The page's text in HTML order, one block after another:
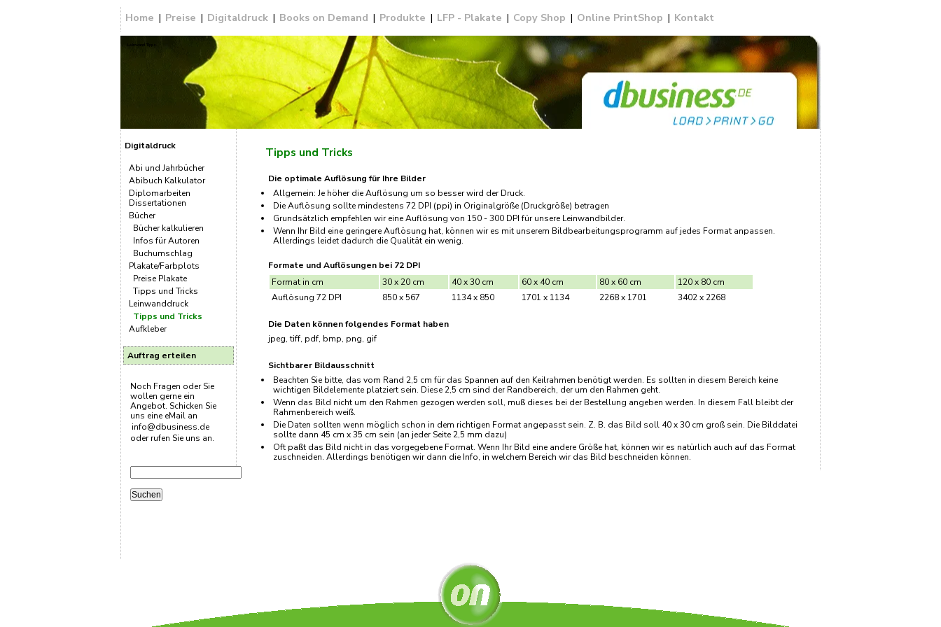
Home | Preise | Digitaldruck | Books on Demand | Produkte | LFP - Plakate | Copy Shop | Online PrintShop | Kontakt
Leinwand Tipps
Digitaldruck
Abi und Jahrbücher
Abibuch Kalkulator
Diplomarbeiten
Dissertationen
Bücher
Bücher kalkulieren
Infos für Autoren
Buchumschlag
Plakate/Farbplots
Preise Plakate
Tipps und Tricks
Leinwanddruck
Tipps und Tricks
Aufkleber
Auftrag erteilen
Noch Fragen oder Sie
wollen gerne ein
Angebot. Schicken Sie
uns eine eMail an
info@dbusiness.de
oder rufen Sie uns an.
Tipps und Tricks
Die optimale Auflösung für Ihre Bilder
Allgemein: Je höher die Auflösung um so besser wird der Druck.
Die Auflösung sollte mindestens 72 DPI (ppi) in Originalgröße (Druckgröße) betragen
Grundsätzlich empfehlen wir eine Auflösung von 150 - 300 DPI für unsere Leinwandbilder.
Wenn Ihr Bild eine geringere Auflösung hat, können wir es mit unserem Bildbearbeitungsprogramm auf jedes Format anpassen.
Allerdings leidet dadurch die Qualität ein wenig.
Formate und Auflösungen bei 72 DPI
Format in cm
30 x 20 cm 40 x 30 cm 60 x 40 cm 80 x 60 cm
120 x 80 cm
Auflösung 72 DPI
850 x 567 1134 x 850 1701 x 1134 2268 x 1701 3402 x 2268
Die Daten können folgendes Format haben
jpeg, tiff, pdf, bmp, png, gif
Sichtbarer Bildausschnitt
Beachten Sie bitte, das vom Rand 2,5 cm für das Spannen auf den Keilrahmen benötigt werden. Es sollten in diesem Bereich keine
wichtigen Bildelemente platziert sein. Diese 2,5 cm sind der Randbereich, der um den Rahmen geht.
Wenn das Bild nicht um den Rahmen gezogen werden soll, muß dieses bei der Bestellung angeben werden. In diesem Fall bleibt der
Rahmenbereich weiß.
Die Daten sollten wenn möglich schon in dem richtigen Format angepasst sein. Z. B. das Bild soll 40 x 30 cm groß sein. Die Bilddatei
sollte dann 45 cm x 35 cm sein (an jeder Seite 2,5 mm dazu)
Oft paßt das Bild nicht in das vorgegebene Format. Wenn Ihr Bild eine andere Größe hat, können wir es natürlich auch auf das Format
zuschneiden. Allerdings benötigen wir dann die Info, in welchem Bereich wir das Bild beschneiden können.